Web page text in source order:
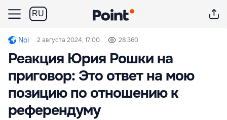
RU
Noi 2 августа 2024, 17:00 28 360
Реакция Юрия Рошки на
приговор: Это ответ на мою
позицию по отношению к
референдуму